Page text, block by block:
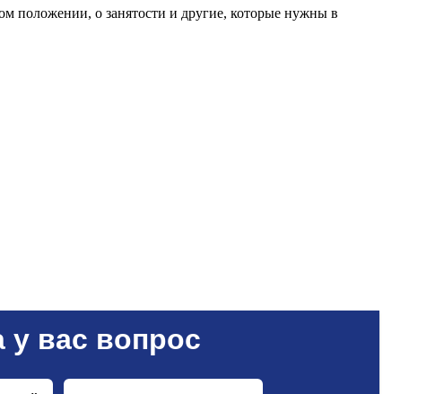
положении, о занятости и другие, которые нужны в